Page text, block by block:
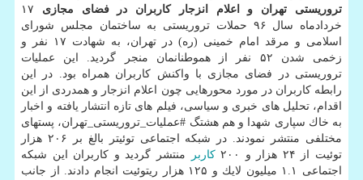
تروریستی تهران و اعلام انزجار كاربران در فضای مجازی ۱۷
خردادماه سال ۹۶ حملات تروریستی به ساختمان مجلس شورای
اسلامی و مرقد امام خمینی (ره) در تهران، به شهادت ۱۷ نفر و
زخمی شدن ۵۲ نفر از هموطنانمان منجر گردید. این عملیات
تروریستی در فضای مجازی با واكنش كاربران همراه بود. در این
رابطه كاربران در مورد محورهایی چون اعلام انزجار و همدردی از این
اقدام، تحلیل های خبری و سیاسی، فیلم های تازه انتشار یافته و اخبار
به خاك سپاری شهدا و هم هشتگ #عملیات_تروریستی_تهران، پستهای
مختلفی منتشر نمودند. در شبكه اجتماعی توئیتر بالغ بر ۲۰۶ هزار
توئیت از ۲۴ هزار و ۲۰۰
كاربر
منتشر گردید و كاربران این شبكه
اجتماعی ۱.۱ میلیون لایك و ۱۲۵ هزار ریتوئیت انجام دادند. از جانب